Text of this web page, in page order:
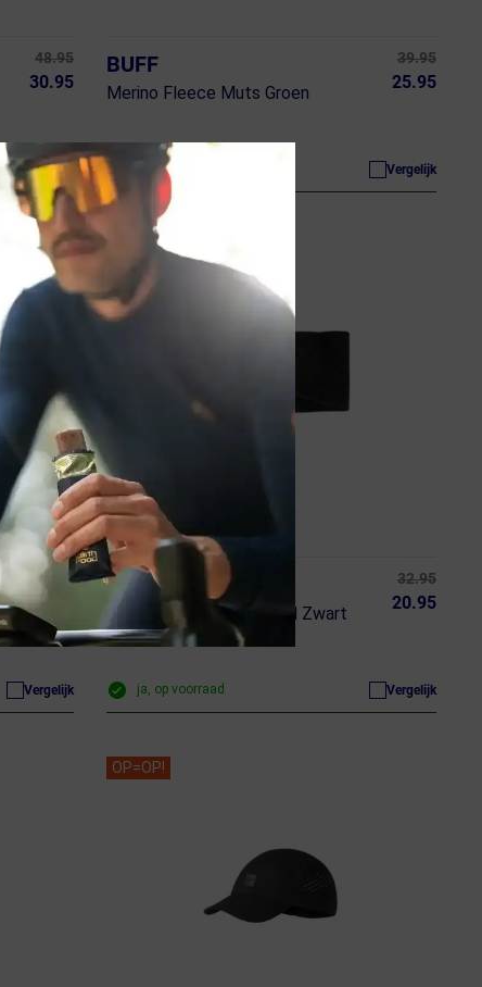
48.95
30.95
Vergelijk
BUFF
Merino Fleece Muts Groen
39.95
25.95
ja, op voorraad Vergelijk
27.95
22.95
Vergelijk
OP=OP!
BUFF
Merino Fleece Headband Zwart
32.95
20.95
ja, op voorraad Vergelijk
OP=OP!